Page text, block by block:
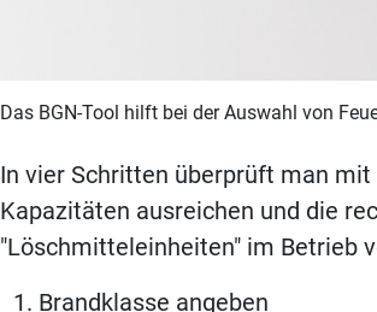
Das BGN-Tool hilft bei der Auswahl von
In vier Schritten überprüft man mit
Kapazitäten ausreichen und die
"Löschmitteleinheiten" im Betrieb
Brandklasse angeben